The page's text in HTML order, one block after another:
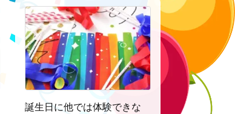
誕生日に他では体験できな